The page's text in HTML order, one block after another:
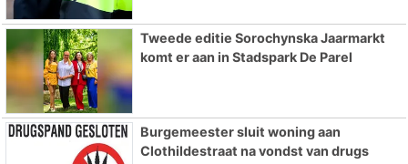
Tweede editie Sorochynska Jaarmarkt
komt er aan in Stadspark De Parel
Burgemeester sluit woning aan
Clothildestraat na vondst van drugs